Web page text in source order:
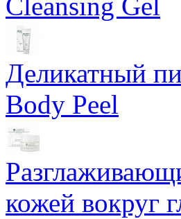
Деликатный
Body Peel
кожей вокруг